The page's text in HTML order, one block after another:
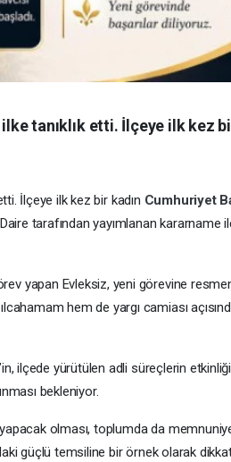
tanıklık etti. İlçeye ilk kez
İlçeye ilk kez bir kadın Cumhuriyet
tarafından yayımlanan kararname
yapan Evleksiz, yeni görevine
hem de yargı camiası
ilçede yürütülen adli süreçlerin
bekleniyor.
olması, toplumda da
güçlü temsiline bir örnek olarak